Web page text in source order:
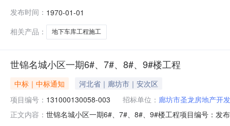
设单位廊坊市圣龙房地产开发有限公司招标方式公开招
发布时间： 1970-01-01
相关产品：
地下车库工程施工
世锦名城小区一期6#、7#、8#、9#楼工程
中标｜中标通知
河北省｜廊坊市｜安次区
项目编号： 131000130058-003 招标单位： 廊坊市圣龙房地产开
正文内容： 世锦名城小区一期6#、7#、8#、9#楼工程项目编号：发